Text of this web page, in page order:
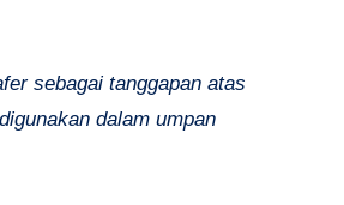
sebagai tanggapan atas
dalam umpan